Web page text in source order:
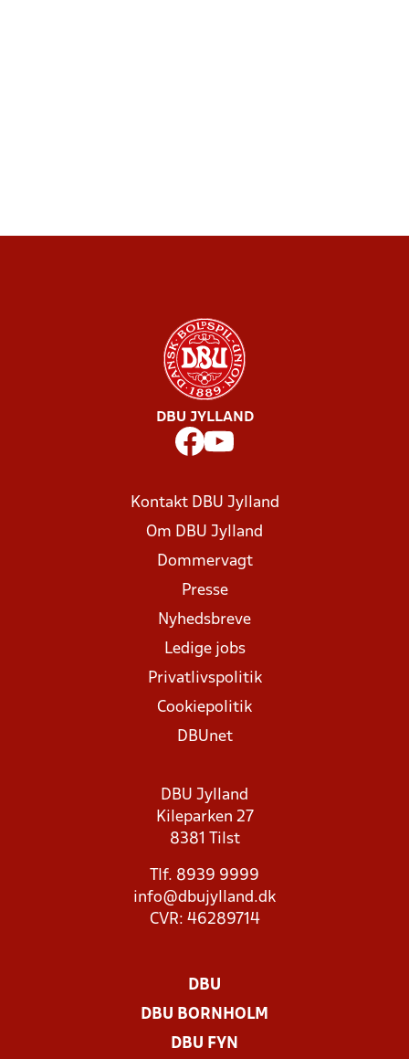
DBU JYLLAND
Kontakt DBU Jylland
Om DBU Jylland
Dommervagt
Presse
Nyhedsbreve
Ledige jobs
Privatlivspolitik
Cookiepolitik
DBUnet
DBU Jylland
Kileparken 27
8381 Tilst
Tlf. 8939 9999
info@dbujylland.dk
CVR: 46289714
DBU
DBU BORNHOLM
DBU FYN